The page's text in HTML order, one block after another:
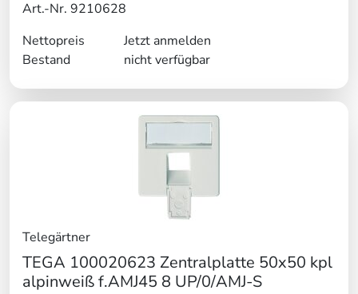
Art.-Nr. 9210628
Nettopreis
Jetzt anmelden
Bestand
nicht verfügbar
Telegärtner
TEGA 100020623 Zentralplatte 50x50 kpl
alpinweiß f.AMJ45 8 UP/0/AMJ-S